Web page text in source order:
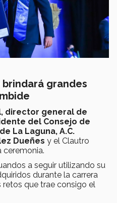
grandes
director general de
del Consejo de
La Laguna, A.C.
Dueñes y el Clautro
ceremonia.
a seguir utilizando su
durante la carrera
que trae consigo el